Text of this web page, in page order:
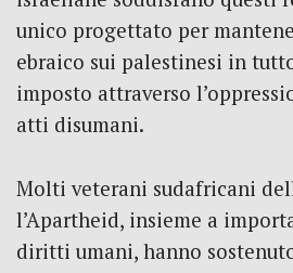
unico progettato per
ebraico sui palestinesi in
imposto attraverso
atti disumani.
Molti veterani sudafricani
l’Apartheid, insieme a
diritti umani, hanno